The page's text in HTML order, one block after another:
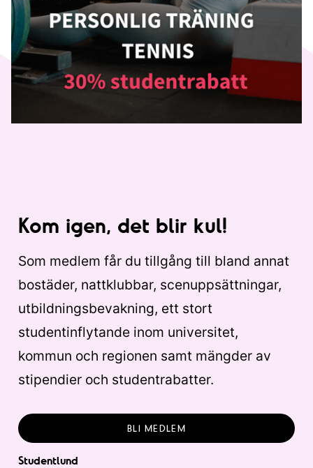
Kom igen, det blir kul!
Som medlem får du tillgång till bland annat
bostäder, nattklubbar, scenuppsättningar,
utbildningsbevakning, ett stort
studentinflytande inom universitet,
kommun och regionen samt mängder av
stipendier och studentrabatter.
BLI MEDLEM
Studentlund